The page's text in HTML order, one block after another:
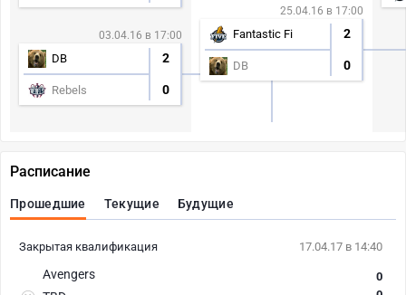
03.04.16 в 17:00
DB 2
Rebels 0
25.04.16 в 17:00
Fantastic Fi 2
DB 0
Расписание
Прошедшие Текущие Будущие
17.04.17 в 14:40
Avengers
0
Закрытая квалификация